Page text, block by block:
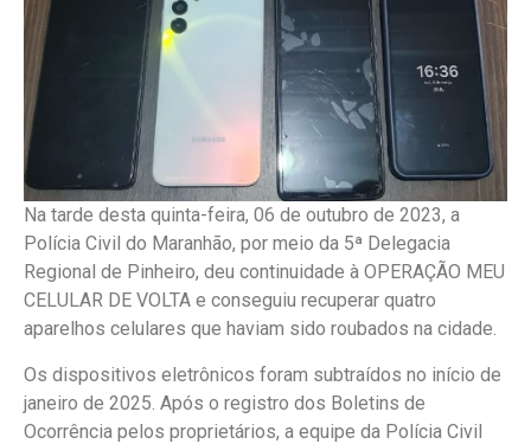
Na tarde desta quinta-feira, 06 de outubro de 2023, a
Polícia Civil do Maranhão, por meio da 5ª Delegacia
Regional de Pinheiro, deu continuidade à OPERAÇÃO MEU
CELULAR DE VOLTA e conseguiu recuperar quatro
aparelhos celulares que haviam sido roubados na cidade.
Os dispositivos eletrônicos foram subtraídos no início de
janeiro de 2025. Após o registro dos Boletins de
Ocorrência pelos proprietários, a equipe da Polícia Civil